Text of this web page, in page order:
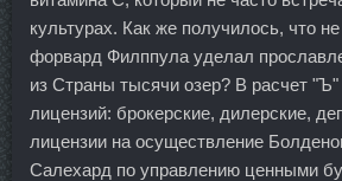
культурах. Как же получилось, что
форвард Филппула уделал
из Страны тысячи озер? В расчет
лицензий: брокерские, дилерские,
лицензии на осуществление
Салехард по управлению ценными